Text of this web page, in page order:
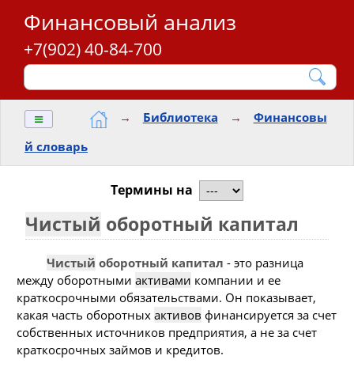
Финансовый анализ
+7(902) 40-84-700
≡ → Библиотека →
Финансовы
й словарь
Термины на
Чистый оборотный капитал
Чистый оборотный капитал - это разница
между оборотными активами компании и ее
краткосрочными обязательствами. Он показывает,
какая часть оборотных активов финансируется за счет
собственных источников предприятия, а не за счет
краткосрочных займов и кредитов.